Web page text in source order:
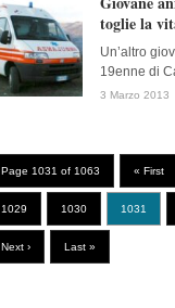
toglie la
Un’altro
19enne di
3 Marzo 2013
Page 1031 of 1063 « First
1029 1030 1031
Next › Last »